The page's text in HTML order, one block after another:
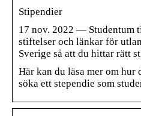
Stipendier
17 nov. 2022 — Studentum
stiftelser och länkar för
Sverige så att du hittar rätt
Här kan du läsa mer om
söka ett stependie som